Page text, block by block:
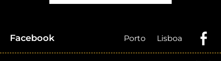
Facebook Porto Lisboa